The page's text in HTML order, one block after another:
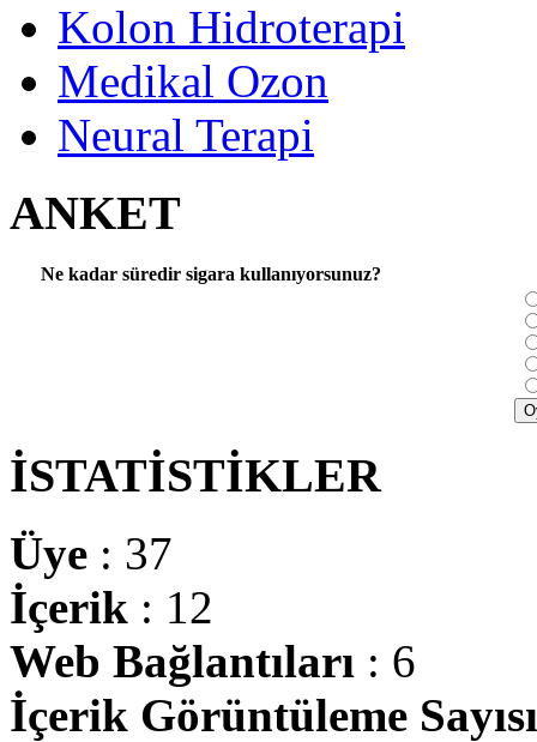
Kolon Hidroterapi
Medikal Ozon
Neural Terapi
ANKET
Ne kadar süredir sigara kullanıyorsunuz?
İSTATİSTİKLER
Üye : 37
İçerik : 12
Web Bağlantıları : 6
İçerik Görüntüleme Sayısı